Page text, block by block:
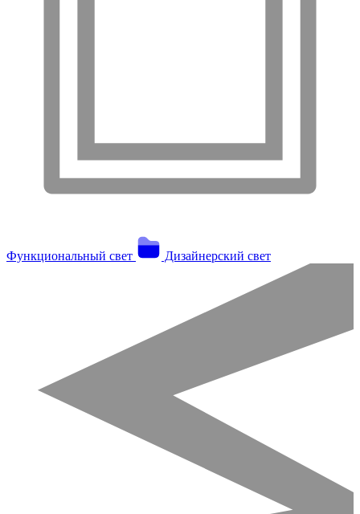
Функциональный свет Дизайнерский свет